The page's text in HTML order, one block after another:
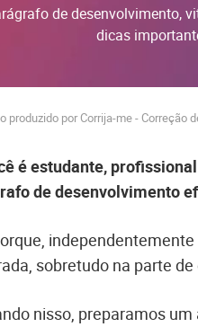
de desenvolvimento,
dicas
produzido por Corrija-me - Correção
é estudante,
de desenvolvimento
sobretudo na parte
nisso, preparamos